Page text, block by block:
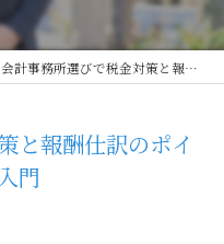
会計事務所選びで税金対策と報酬仕訳のポイントを押さえる安心経営入門
と報酬仕訳のポイ
門